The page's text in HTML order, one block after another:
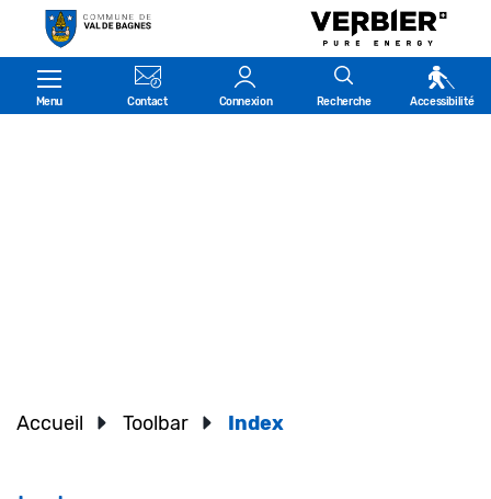
Kopfzeile
Menu Contact Connexion Recherche Accessibilité
Accueil Toolbar Index